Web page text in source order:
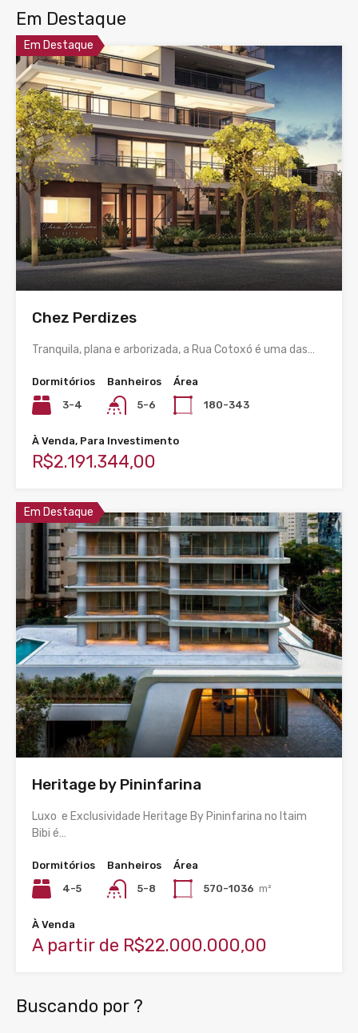
Em Destaque
Em Destaque
Chez Perdizes
Tranquila, plana e arborizada, a Rua Cotoxó é uma das…
Dormitórios
3-4
Banheiros
5-6
Área
180-343
À Venda, Para Investimento
R$2.191.344,00
Em Destaque
Heritage by Pininfarina
Luxo e Exclusividade Heritage By Pininfarina no Itaim
Bibi é…
Dormitórios
4-5
Banheiros
5-8
Área
570-1036 m²
À Venda
A partir de R$22.000.000,00
Buscando por ?